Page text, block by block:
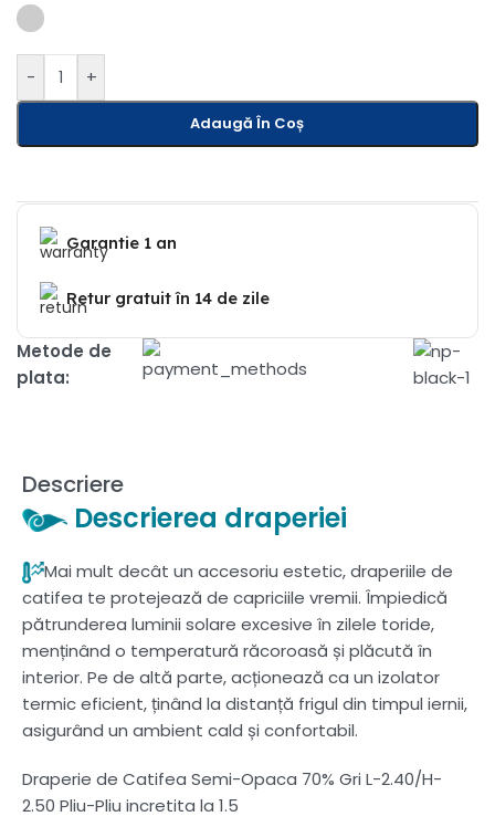
- +
Adaugă În Coș
Garantie 1 an
Retur gratuit în 14 de zile
Metode de
plata:
Descriere
Descrierea draperiei
Mai mult decât un accesoriu estetic, draperiile de
catifea te protejează de capriciile vremii. Împiedică
pătrunderea luminii solare excesive în zilele toride,
menținând o temperatură răcoroasă și plăcută în
interior. Pe de altă parte, acționează ca un izolator
termic eficient, ținând la distanță frigul din timpul iernii,
asigurând un ambient cald și confortabil.
Draperie de Catifea Semi-Opaca 70% Gri L-2.40/H-
2.50 Pliu-Pliu incretita la 1.5